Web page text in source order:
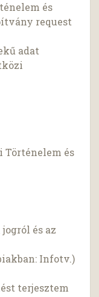
és
request
adat
Történelem és
és az
Infotv.)
terjesztem